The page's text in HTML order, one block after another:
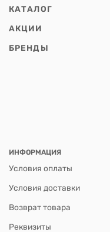
КАТАЛОГ
АКЦИИ
БРЕНДЫ
ИНФОРМАЦИЯ
Условия оплаты
Условия доставки
Возврат товара
Реквизиты